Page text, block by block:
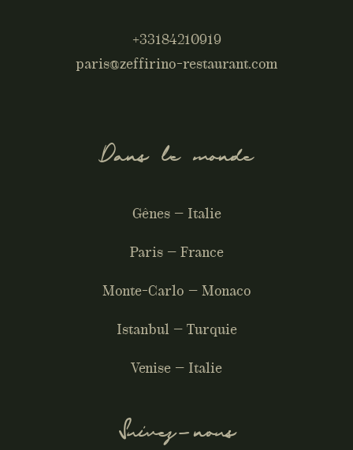
+33184210919
paris@zeffirino-restaurant.com
Dans le monde
Gênes – Italie
Paris – France
Monte-Carlo – Monaco
Istanbul – Turquie
Venise – Italie
Suivez-nous